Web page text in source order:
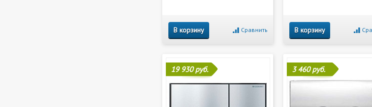
В корзину Сравнить В корзину
19 930 руб. 3 460 руб.